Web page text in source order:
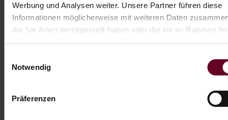
Werbung und Analysen weiter. Unsere Partner führen diese
Informationen möglicherweise mit weiteren Daten
die Sie ihnen bereitgestellt haben oder die sie im Rahmen
Nutzung der Dienste gesammelt haben.
Notwendig
Präferenzen
Websites zu
tracken, um
relevante